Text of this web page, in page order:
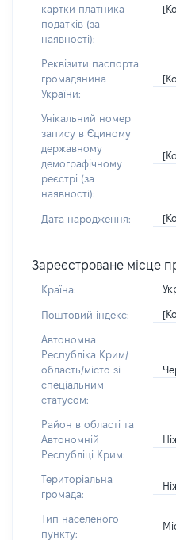
картки платника
податків (за
наявності):
Реквізити паспорта
громадянина
України:
Унікальний номер
запису в Єдиному
державному
демографічному
реєстрі (за
наявності):
Дата народження:
Зареєстроване місце
Країна:
Поштовий індекс:
Автономна
Республіка Крим/
область/місто зі
спеціальним
статусом:
Район в області та
Автономній
Республіці Крим:
Територіальна
громада:
Тип населеного
пункту: